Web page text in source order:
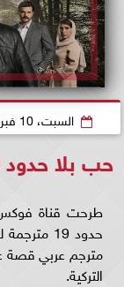
السبت، 10 فبراير 2024
حب بلا حدود 19
طرحت قناة فوكس
مترجم عربي قصة
التركية.